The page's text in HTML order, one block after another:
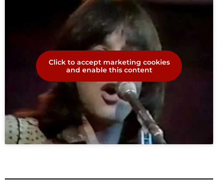
Click to accept marketing cookies
and enable this content